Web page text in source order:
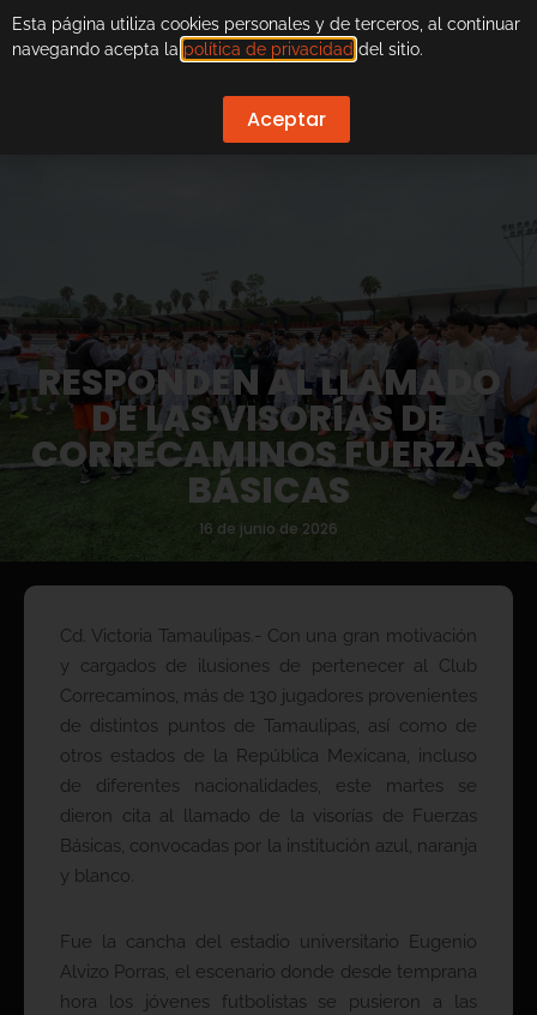
RESPONDEN AL LLAMADO
DE LAS VISORÍAS DE
CORRECAMINOS FUERZAS
BÁSICAS
16 de junio de 2026
Cd. Victoria Tamaulipas.- Con una gran motivación
y cargados de ilusiones de pertenecer al Club
Correcaminos, más de 130 jugadores provenientes
de distintos puntos de Tamaulipas, así como de
otros estados de la República Mexicana, incluso
de diferentes nacionalidades, este martes se
dieron cita al llamado de la visorías de Fuerzas
Básicas, convocadas por la institución azul, naranja
y blanco.
Fue la cancha del estadio universitario Eugenio
Alvizo Porras, el escenario donde desde temprana
hora los jóvenes futbolistas se pusieron a las
Esta página utiliza cookies personales y de terceros, al continuar
navegando acepta la política de privacidad del sitio.
Aceptar